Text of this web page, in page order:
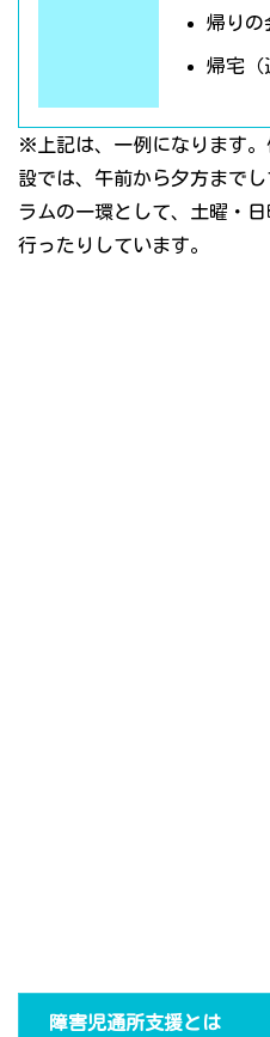
帰りの
帰宅（
※上記は、一例になります
設では、午前から夕方まで
ラムの一環として、土曜・
行ったりしています。
障害児通所支援とは